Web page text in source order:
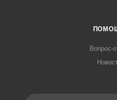
Вопрос-